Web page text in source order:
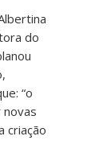
do
“o
criação